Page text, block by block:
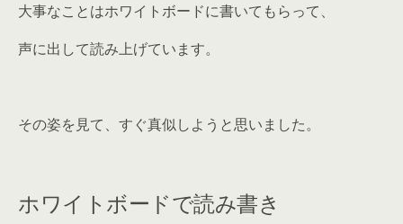
大事なことはホワイトボードに書いてもらって、
声に出して読み上げています。
その姿を見て、すぐ真似しようと思いました。
ホワイトボードで読み書き